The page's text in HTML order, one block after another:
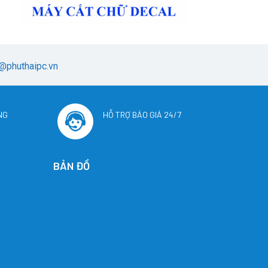
HỖ TRỢ BÁO GIÁ 24/7
BẢN ĐỒ